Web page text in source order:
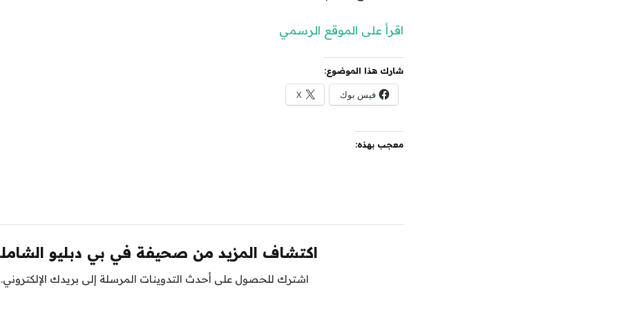
اقرأ على الموقع الرسمي
شارك هذا الموضوع:
فيس بوك X
معجب بهذه:
اكتشاف المزيد من صحيفة في بي دبليو
اشترك للحصول على أحدث التدوينات المرسلة إلى بريدك الإلكتروني.